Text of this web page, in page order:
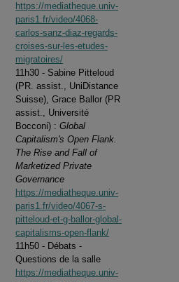
https://mediatheque.univ-
paris1.fr/video/4068-
carlos-sanz-diaz-regards-
croises-sur-les-etudes-
migratoires/
11h30 - Sabine Pitteloud
(PR. assist., UniDistance
Suisse), Grace Ballor (PR
assist., Université
Bocconi) : Global
Capitalism's Open Flank.
The Rise and Fall of
Marketized Private
Governance
https://mediatheque.univ-
paris1.fr/video/4067-s-
pitteloud-et-g-ballor-global-
capitalisms-open-flank/
11h50 - Débats -
Questions de la salle
https://mediatheque.univ-